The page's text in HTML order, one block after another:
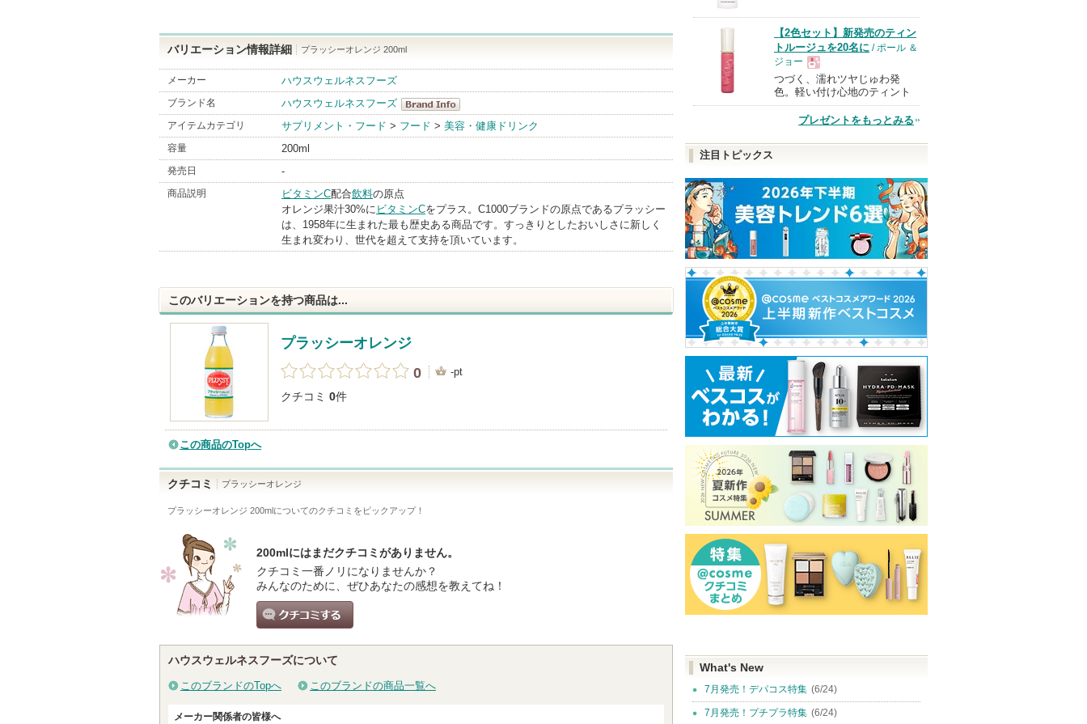
バリエーション情報詳細 プラッシーオレンジ 200ml
メーカー ハウスウェルネスフーズ
ブランド名
ハウスウェルネスフーズ
ハウスウェル
ネスフーズ
BrandInfo
アイテムカテゴリ サプリメント・フード > フード > 美容・健康ドリンク
容量 200ml
発売日 -
商品説明 ビタミンC配合飲料の原点
オレンジ果汁30%に ビタミンCをプラス。C1000ブランドの原点であるプラッシー
は、1958年に生まれた最も歴史ある商品です。すっきりとしたおいしさに新しく
生まれ変わり、世代を超えて支持を頂いています。
このバリエーションを持つ商品は...
プラッシーオレンジ
0
-pt
クチコミ 0件
この商品のTopへ
クチコミ プラッシーオレンジ
プラッシーオレンジ 200mlについてのクチコミをピックアップ！
200mlにはまだクチコミがありません。
クチコミ一番ノリになりませんか？
みんなのために、ぜひあなたの感想を教えてね！
ハウスウェルネスフーズについて
このブランドのTopへ このブランドの商品一覧へ
メーカー関係者の皆様へ
品
【2色セット】新発売のティン
トルージュを20名に / ポール ＆
ジョー
現
品
つづく、濡れツヤじゅわ発
色。軽い付け心地のティント
プレゼントをもっとみる
注目トピックス
What's New
7月発売！デパコス特集 (6/24)
7月発売！プチプラ特集 (6/24)